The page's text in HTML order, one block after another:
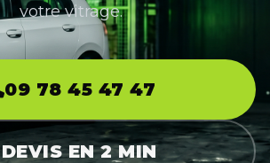
votre vitrage.
09 78 45 47 47
DEVIS EN 2 MIN